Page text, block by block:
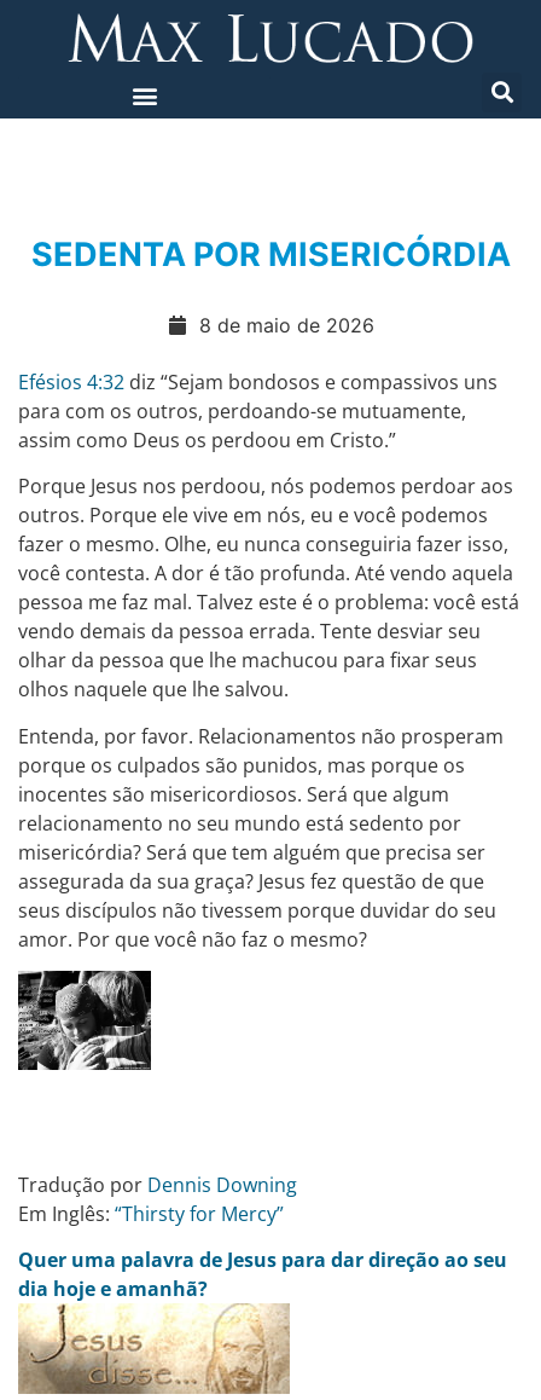
SEDENTA POR MISERICÓRDIA
8 de maio de 2026
Efésios 4:32 diz “Sejam bondosos e compassivos uns
para com os outros, perdoando-se mutuamente,
assim como Deus os perdoou em Cristo.”
Porque Jesus nos perdoou, nós podemos perdoar aos
outros. Porque ele vive em nós, eu e você podemos
fazer o mesmo. Olhe, eu nunca conseguiria fazer isso,
você contesta. A dor é tão profunda. Até vendo aquela
pessoa me faz mal. Talvez este é o problema: você está
vendo demais da pessoa errada. Tente desviar seu
olhar da pessoa que lhe machucou para fixar seus
olhos naquele que lhe salvou.
Entenda, por favor. Relacionamentos não prosperam
porque os culpados são punidos, mas porque os
inocentes são misericordiosos. Será que algum
relacionamento no seu mundo está sedento por
misericórdia? Será que tem alguém que precisa ser
assegurada da sua graça? Jesus fez questão de que
seus discípulos não tivessem porque duvidar do seu
amor. Por que você não faz o mesmo?
Tradução por Dennis Downing
Em Inglês: “Thirsty for Mercy”
Quer uma palavra de Jesus para dar direção ao seu
dia hoje e amanhã?